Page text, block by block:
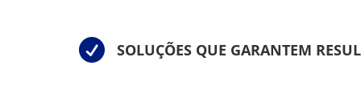
 SOLUÇÕES QUE GARANTEM